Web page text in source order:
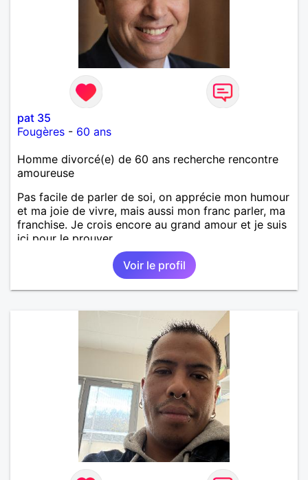
pat 35
Fougères - 60 ans
Homme divorcé(e) de 60 ans recherche rencontre
amoureuse
Pas facile de parler de soi, on apprécie mon humour
et ma joie de vivre, mais aussi mon franc parler, ma
franchise. Je crois encore au grand amour et je suis
ici pour le prouver.
Voir le profil